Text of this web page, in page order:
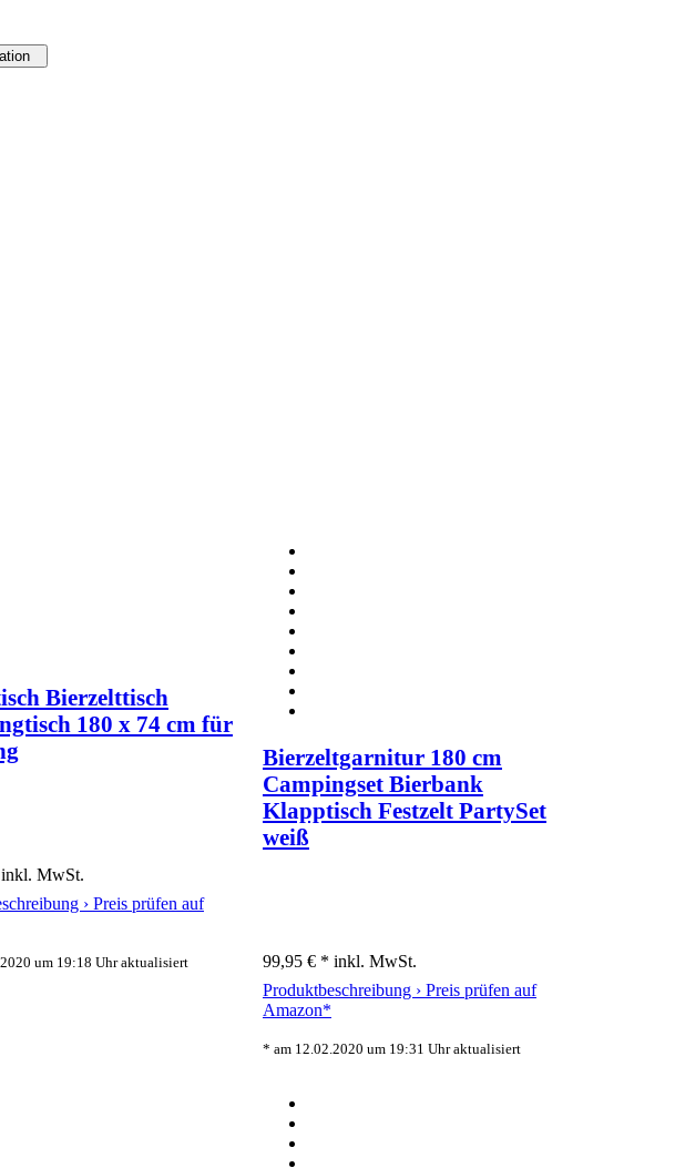
Bierzelttisch
180 x 74 cm für
inkl. MwSt.
› Preis prüfen auf
um 19:18 Uhr aktualisiert
Bierzeltgarnitur 180 cm
Campingset Bierbank
Klapptisch Festzelt PartySet
weiß
99,95 € * inkl. MwSt.
Produktbeschreibung › Preis prüfen auf
Amazon*
* am 12.02.2020 um 19:31 Uhr aktualisiert